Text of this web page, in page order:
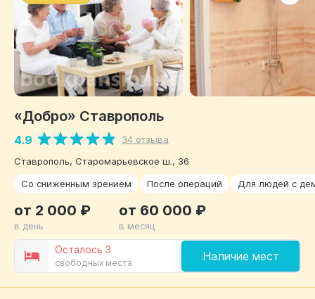
«Добро» Ставрополь
4.9
34 отзыва
Ставрополь, Старомарьевское ш., 36
Со сниженным зрением
После операций Для людей с
Осталось 3
свободных места Наличие мест
от 2 000 ₽
в день
от 60 000 ₽
в месяц